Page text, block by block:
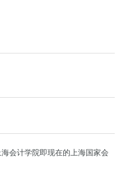
会计学院即现在的上海国家会